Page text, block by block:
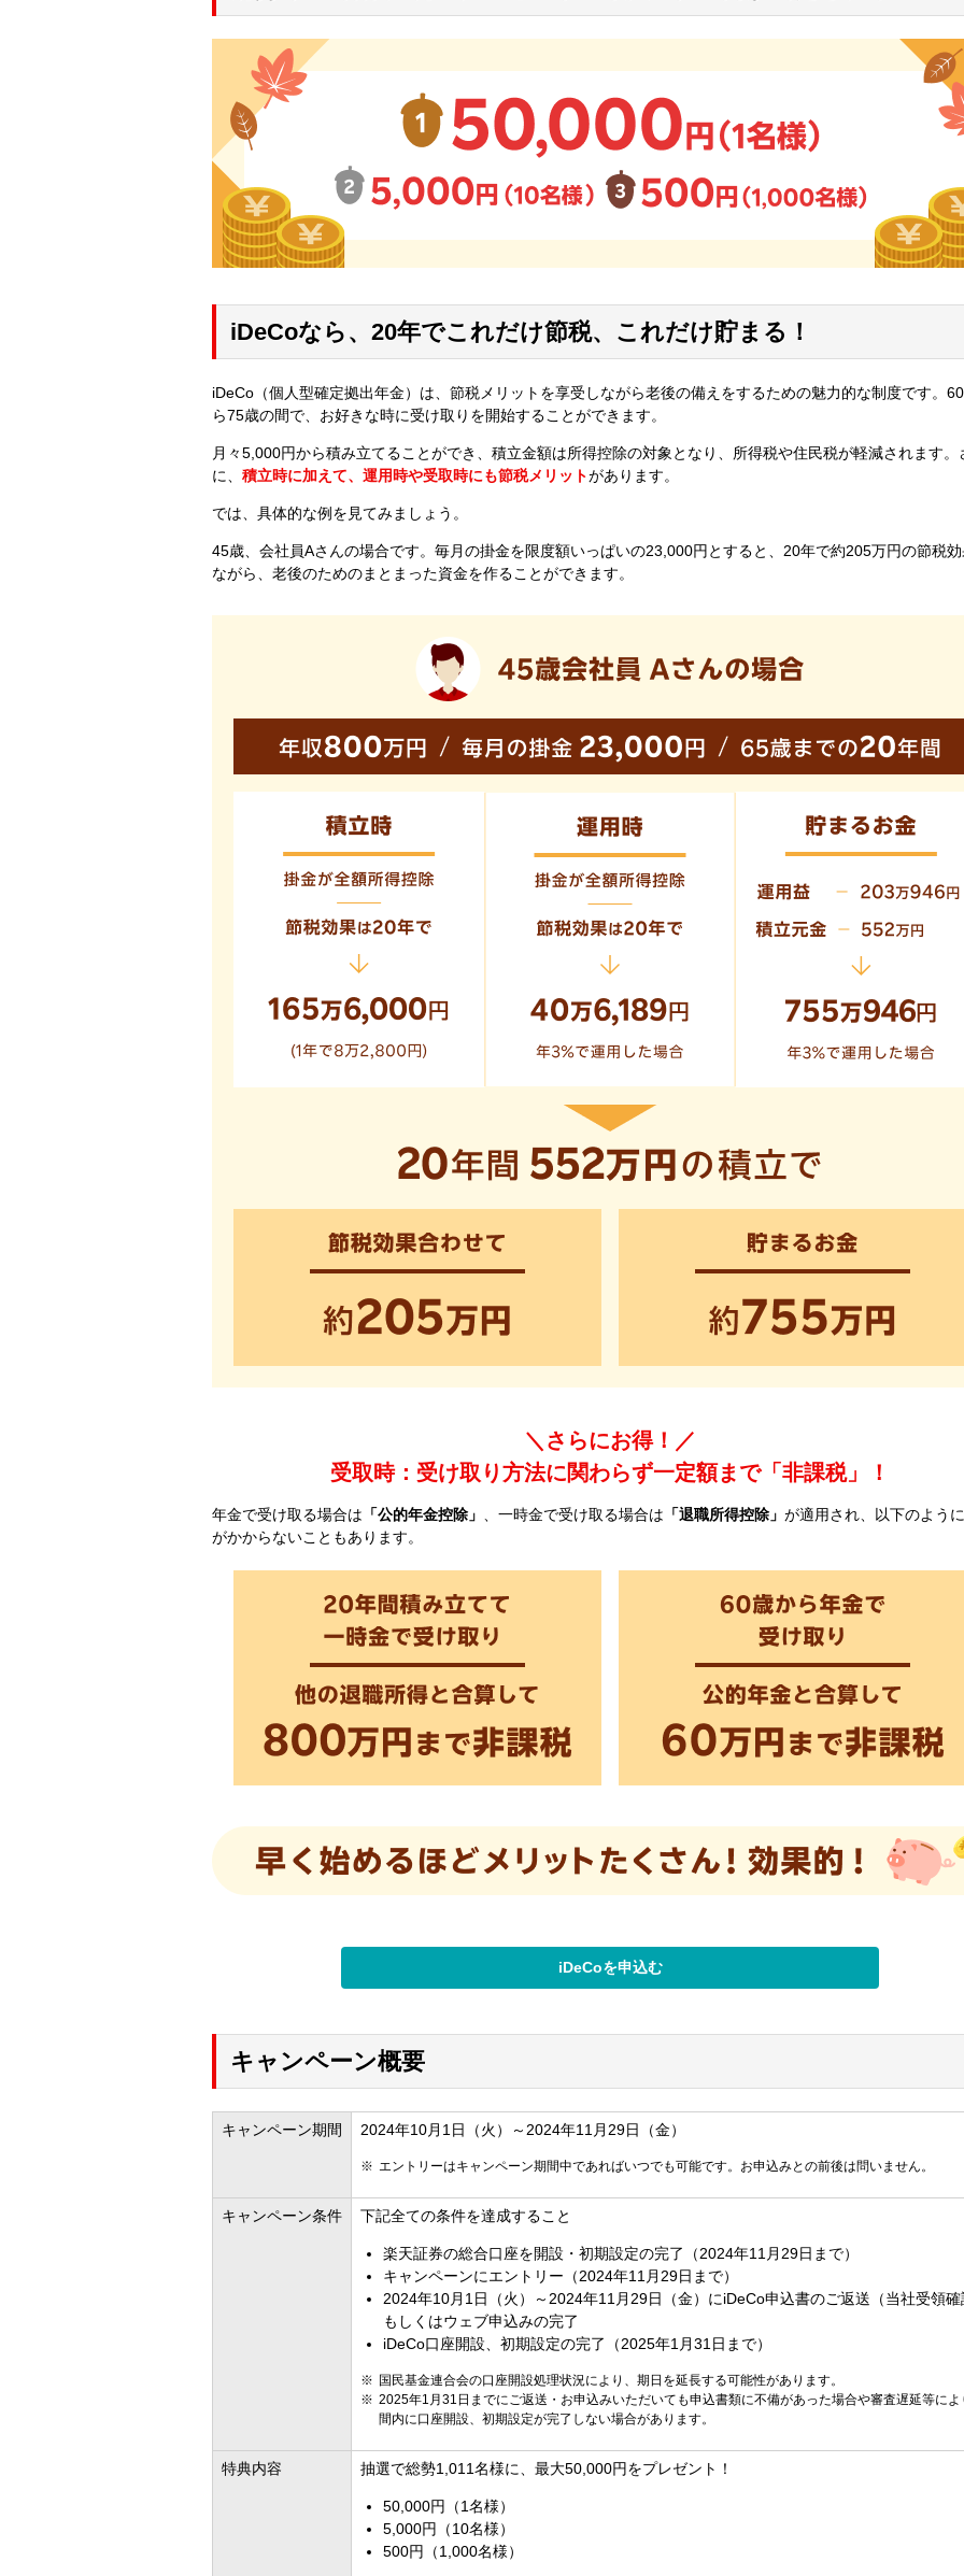
iDeCoなら、20年でこれだけ節税、これだけ貯まる！
iDeCo（個人型確定拠出年金）は、節税メリットを享受しながら老後の備えをするための魅力的な制度です。
ら75歳の間で、お好きな時に受け取りを開始することができます。
月々5,000円から積み立てることができ、積立金額は所得控除の対象となり、所得税や住民税が軽減されます。
に、 積立時に加えて、運用時や受取時にも節税メリットがあります。
では、具体的な例を見てみましょう。
45歳、会社員Aさんの場合です。毎月の掛金を限度額いっぱいの23,000円とすると、20年で約205万円の節税
ながら、老後のためのまとまった資金を作ることができます。
＼さらにお得！／
受取時：受け取り方法に関わらず一定額まで「非課税」！
年金で受け取る場合は 「公的年金控除」 、一時金で受け取る場合は 「退職所得控除」 が適用され、以下のよう
がかからないこともあります。
iDeCoを申込む
キャンペーン概要
キャンペーン期間 2024年10月1日（火）～2024年11月29日（金）
エントリーはキャンペーン期間中であればいつでも可能です。お申込みとの前後は問いません。
キャンペーン条件 下記全ての条件を達成すること
楽天証券の総合口座を開設・初期設定の完了（2024年11月29日まで）
キャンペーンにエントリー（2024年11月29日まで）
2024年10月1日（火）～2024年11月29日（金）にiDeCo申込書のご返送（当社受領確
もしくはウェブ申込みの完了
iDeCo口座開設、初期設定の完了（2025年1月31日まで）
国民基金連合会の口座開設処理状況により、期日を延長する可能性があります。
2025年1月31日までにご返送・お申込みいただいても申込書類に不備があった場合や審査遅延等によ
間内に口座開設、初期設定が完了しない場合があります。
特典内容 抽選で総勢1,011名様に、最大50,000円をプレゼント！
50,000円（1名様）
5,000円（10名様）
500円（1,000名様）